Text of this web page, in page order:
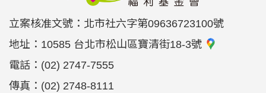
立案核准文號：北市社六字第09636723100號
地址： 10585 台北市松山區寶清街18-3號
電話： (02) 2747-7555
傳真： (02) 2748-8111